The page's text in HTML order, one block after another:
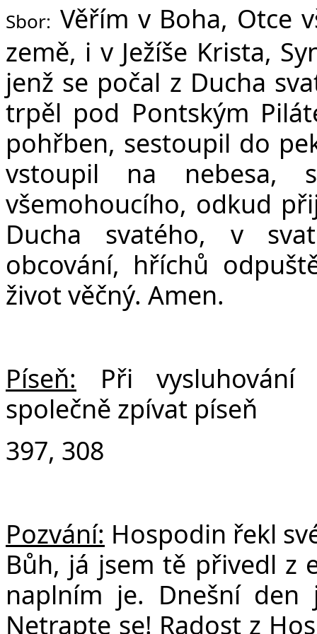
Sbor: Věřím v Boha, Otce
země, i v Ježíše Krista,
jenž se počal z Ducha
trpěl pod Pontským
pohřben, sestoupil do
vstoupil na nebesa,
všemohoucího, odkud
Ducha svatého, v
obcování, hříchů
život věčný. Amen.
Píseň: Při vysluhování
společně zpívat píseň
397, 308
Pozvání: Hospodin řekl
Bůh, já jsem tě přivedl z
naplním je. Dnešní den
Netrapte se! Radost z